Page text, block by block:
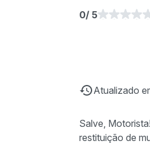
0/ 5
Atualizado
Salve,
restituição de